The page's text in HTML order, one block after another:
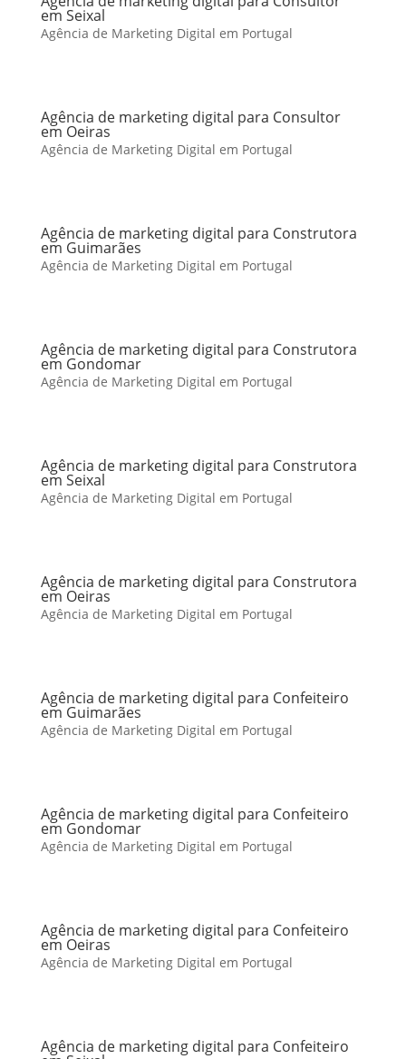
em Seixal
Agência de Marketing Digital em Portugal
Agência de marketing digital para Consultor
em Oeiras
Agência de Marketing Digital em Portugal
Agência de marketing digital para Construtora
em Guimarães
Agência de Marketing Digital em Portugal
Agência de marketing digital para Construtora
em Gondomar
Agência de Marketing Digital em Portugal
Agência de marketing digital para Construtora
em Seixal
Agência de Marketing Digital em Portugal
Agência de marketing digital para Construtora
em Oeiras
Agência de Marketing Digital em Portugal
Agência de marketing digital para Confeiteiro
em Guimarães
Agência de Marketing Digital em Portugal
Agência de marketing digital para Confeiteiro
em Gondomar
Agência de Marketing Digital em Portugal
Agência de marketing digital para Confeiteiro
em Oeiras
Agência de Marketing Digital em Portugal
Agência de marketing digital para Confeiteiro